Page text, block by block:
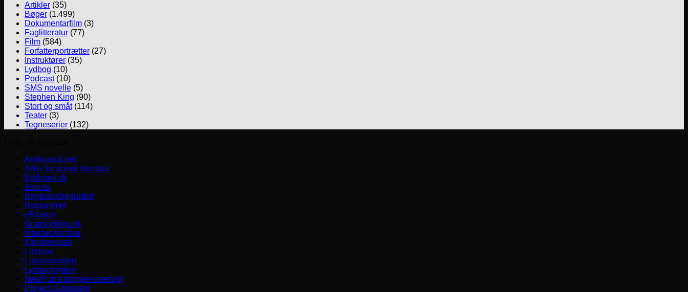
Artikler (35)
Bøger (1.499)
Dokumentarfilm (3)
Faglitteratur (77)
Film (584)
Forfatterportrætter (27)
Instruktører (35)
Lydbog (10)
Podcast(10)
SMS novelle (5)
Stephen King (90)
Stort og småt(114)
Teater (3)
Tegneserier (132)
Antikvariat.net
Arkiv for dansk litteratur
Bibliotek.dk
Bog.nu
Bogbrancheguiden
Bogrummet
eReolen
Gratislydbog.dk
Internet Archive
Krimimessen
Librivox
Litteratursiden
Lydboghylden
NewPub's blogger-oversigt
Project Gutenberg